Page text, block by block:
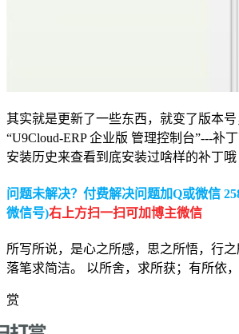
其实就是更新了一些东西，就变了版本
“U9Cloud-ERP 企业版 管理控制台”---补
安装历史来查看到底安装过啥样的补丁哦
问题未解决？付费解决问题加Q或微信
微信号)右上方扫一扫可加博主微信
所写所说，是心之所感，思之所悟，行之
落笔求简洁。 以所舍，求所获；有所依，
赏